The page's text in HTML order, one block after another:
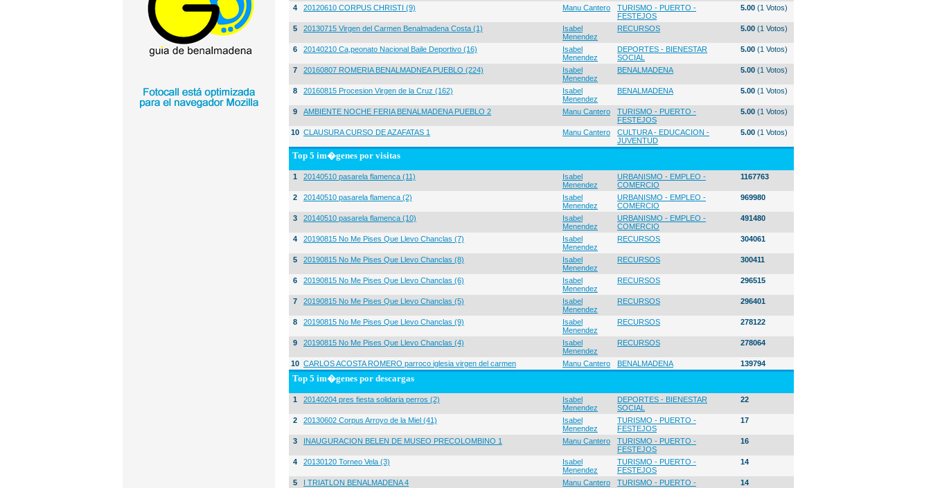
4 20120610 CORPUS CHRISTI (9) Manu Cantero
TURISMO - PUERTO -
FESTEJOS
5.00 (1 Votos)
5 20130715 Virgen del Carmen Benalmadena Costa (1)
Isabel
Menendez
RECURSOS 5.00 (1 Votos)
6 20140210 Ca,peonato Nacional Baile Deportivo (16)
Isabel
Menendez
DEPORTES - BIENESTAR
SOCIAL
5.00 (1 Votos)
7 20160807 ROMERIA BENALMADNEA PUEBLO (224)
Isabel
Menendez
BENALMADENA 5.00 (1 Votos)
8 20160815 Procesion Virgen de la Cruz (162)
Isabel
Menendez
BENALMADENA 5.00 (1 Votos)
9 AMBIENTE NOCHE FERIA BENALMADENA PUEBLO 2 Manu Cantero
TURISMO - PUERTO -
FESTEJOS
5.00 (1 Votos)
10 CLAUSURA CURSO DE AZAFATAS 1 Manu Cantero
CULTURA - EDUCACION -
JUVENTUD
5.00 (1 Votos)
Top 5 im�genes por visitas
1 20140510 pasarela flamenca (11)
Isabel
Menendez
URBANISMO - EMPLEO -
COMERCIO
1167763
2 20140510 pasarela flamenca (2)
Isabel
Menendez
URBANISMO - EMPLEO -
COMERCIO
969980
3 20140510 pasarela flamenca (10)
Isabel
Menendez
URBANISMO - EMPLEO -
COMERCIO
491480
4 20190815 No Me Pises Que Llevo Chanclas (7)
Isabel
Menendez
RECURSOS 304061
5 20190815 No Me Pises Que Llevo Chanclas (8)
Isabel
Menendez
RECURSOS 300411
6 20190815 No Me Pises Que Llevo Chanclas (6)
Isabel
Menendez
RECURSOS 296515
7 20190815 No Me Pises Que Llevo Chanclas (5)
Isabel
Menendez
RECURSOS 296401
8 20190815 No Me Pises Que Llevo Chanclas (9)
Isabel
Menendez
RECURSOS 278122
9 20190815 No Me Pises Que Llevo Chanclas (4)
Isabel
Menendez
RECURSOS 278064
10 CARLOS ACOSTA ROMERO parroco iglesia virgen del carmen Manu Cantero BENALMADENA 139794
Top 5 im�genes por descargas
1 20140204 pres fiesta solidaria perros (2)
Isabel
Menendez
DEPORTES - BIENESTAR
SOCIAL
22
2 20130602 Corpus Arroyo de la Miel (41)
Isabel
Menendez
TURISMO - PUERTO -
FESTEJOS
17
3 INAUGURACION BELEN DE MUSEO PRECOLOMBINO 1 Manu Cantero
TURISMO - PUERTO -
FESTEJOS
16
4 20130120 Torneo Vela (3)
Isabel
Menendez
TURISMO - PUERTO -
FESTEJOS
14
5 I TRIATLON BENALMADENA 4 Manu Cantero
TURISMO - PUERTO -
14